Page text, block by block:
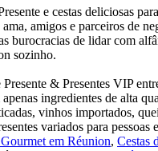
e cestas deliciosas
amigos e parceiros de
burocracias de lidar com
sozinho.
Presente & Presentes VIP
ingredientes de alta
vinhos importados,
variados para pessoas
Gourmet em Réunion, Cestas